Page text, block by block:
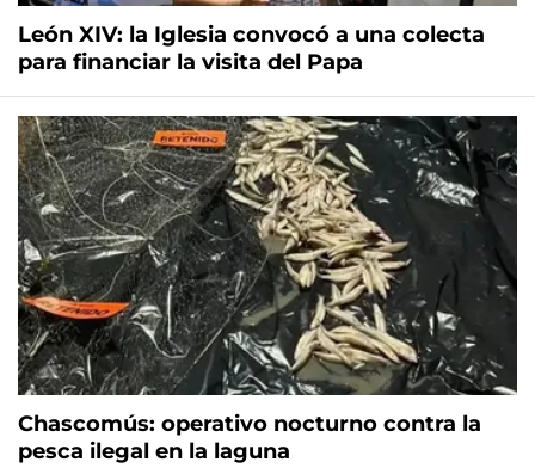
León XIV: la Iglesia convocó a una colecta
para financiar la visita del Papa
Chascomús: operativo nocturno contra la
pesca ilegal en la laguna